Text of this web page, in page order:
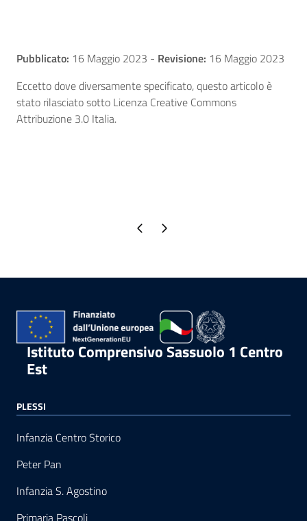
Pubblicato: 16 Maggio 2023 - Revisione: 16 Maggio 2023
Eccetto dove diversamente specificato, questo articolo è
stato rilasciato sotto Licenza Creative Commons
Attribuzione 3.0 Italia.
Pagina precedente
Pagina successiva
Istituto Comprensivo Sassuolo 1 Centro
Est
PLESSI
Infanzia Centro Storico
Peter Pan
Infanzia S. Agostino
Primaria Pascoli